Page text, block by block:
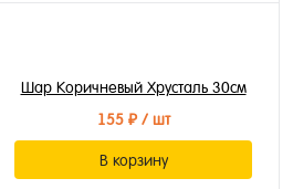
Шар Коричневый Хрусталь 30см
155 ₽/ шт
В корзину